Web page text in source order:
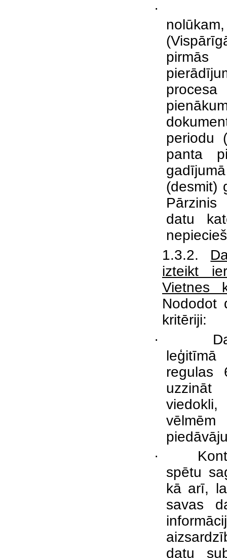
·
pirmās
periodu
panta
(desmit)
datu
1.3.2.
izteikt
Vietnes
Nododot
kritēriji:
·
leģitīmā
regulas
uzzināt
vēlmēm
·
spētu
kā arī,
savas
datu